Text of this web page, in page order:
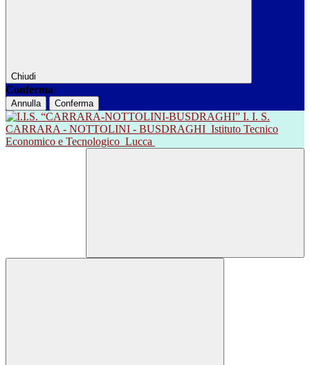
Chiudi
Conferma
Annulla Conferma
I. I. S.
CARRARA - NOTTOLINI - BUSDRAGHI Istituto Tecnico
Economico e Tecnologico Lucca